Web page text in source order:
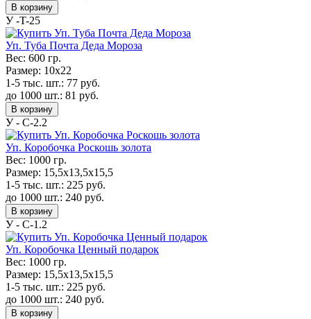
В корзину
У -T-25
Уп. Туба Почта Деда Мороза
Вес: 600 гр.
Размер: 10x22
1-5 тыс. шт.: 77 руб.
до 1000 шт.: 81 руб.
В корзину
У - С-2.2
Уп. Коробочка Роскошь золота
Вес: 1000 гр.
Размер: 15,5х13,5х15,5
1-5 тыс. шт.: 225 руб.
до 1000 шт.: 240 руб.
В корзину
У - С-1.2
Уп. Коробочка Ценный подарок
Вес: 1000 гр.
Размер: 15,5х13,5х15,5
1-5 тыс. шт.: 225 руб.
до 1000 шт.: 240 руб.
В корзину